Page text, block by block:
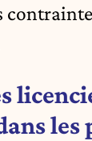
les